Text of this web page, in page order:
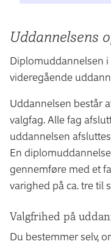
Uddannelsens
Diplomuddannelsen
videregående
Uddannelsen består
valgfag. Alle fag
uddannelsen
En
gennemføre med et
varighed på ca. tre til
Valgfrihed på
Du bestemmer selv,